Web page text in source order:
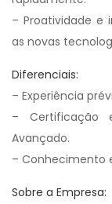
– Proatividade e
as novas
Diferenciais:
– Experiência
– Certificação
Avançado.
– Conhecimento
Sobre a Empresa: